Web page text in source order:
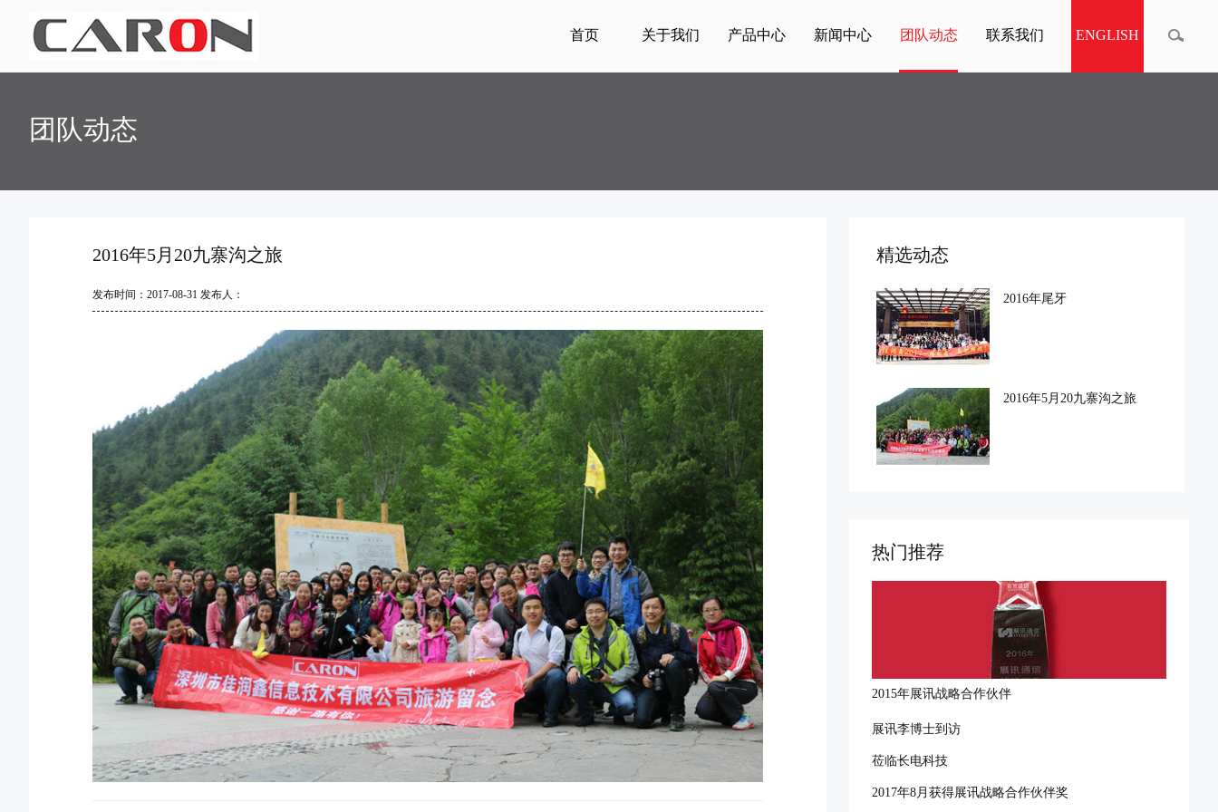
首页 关于我们 产品中心 新闻中心 团队动态 联系我们 ENGLISH
团队动态
2016年5月20九寨沟之旅
发布时间：2017-08-31 发布人：
精选动态
2016年尾牙
2016年5月20九寨沟之旅
热门推荐
2015年展讯战略合作伙伴
展讯李博士到访
莅临长电科技
2017年8月获得展讯战略合作伙伴奖